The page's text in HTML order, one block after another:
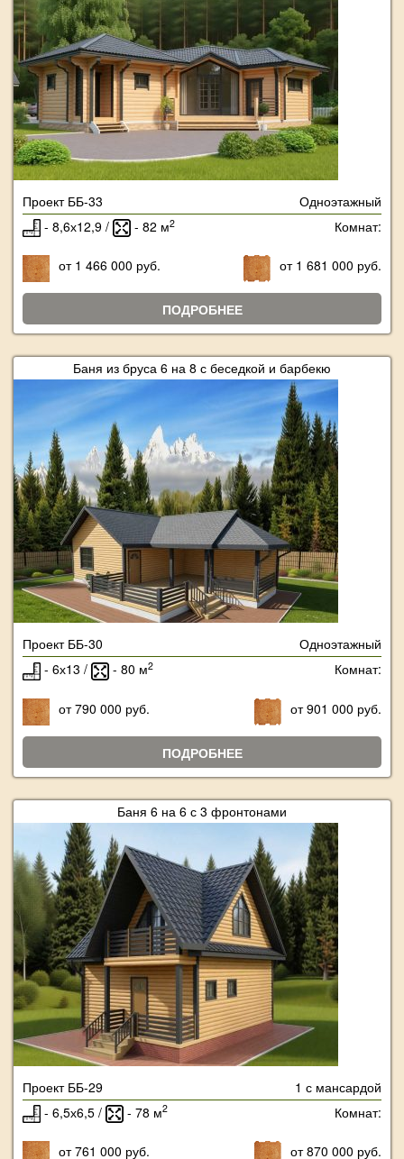
Проект ББ-33
Одноэтажный
- 8,6х12,9 /
- 82 м2 Комнат:
от 1 466 000 руб. от 1 681 000 руб.
ПОДРОБНЕЕ
Баня из бруса 6 на 8 с беседкой и барбекю
Проект ББ-30
Одноэтажный
- 6х13 /
- 80 м2 Комнат:
от 790 000 руб. от 901 000 руб.
ПОДРОБНЕЕ
Баня 6 на 6 с 3 фронтонами
Проект ББ-29
1 с мансардой
- 6,5х6,5 /
- 78 м2 Комнат:
от 761 000 руб. от 870 000 руб.